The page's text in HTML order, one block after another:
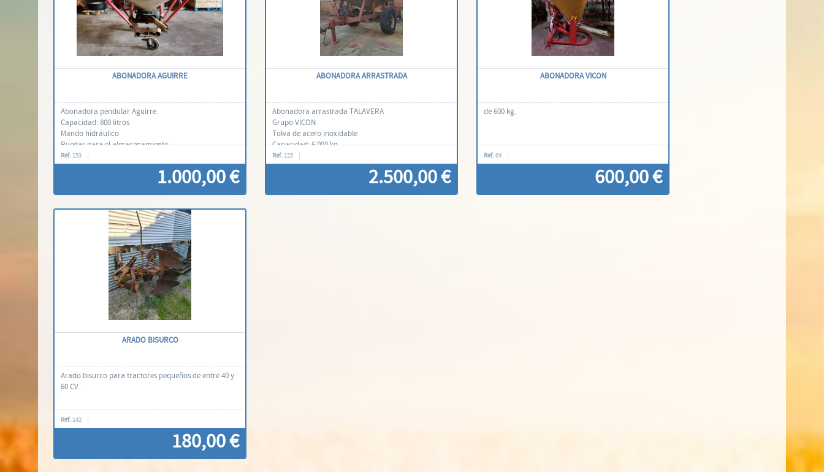
ABONADORA AGUIRRE
Abonadora pendular Aguirre
Capacidad: 800 litros
Mando hidráulico
Ruedas para el almacenamiento
Ref. 153
1.000,00 €
Contacti'ns
ABONADORA ARRASTRADA
Abonadora arrastrada TALAVERA
Grupo VICON
Tolva de acero inoxidable
Capacidad: 6,000 kg
Con documentación
Ref. 125
2.500,00 €
ABONADORA VICON
de 600 kg.
Ref.64
600,00 €
ARADO BISURCO
Arado bisurco para tractores pequeños de entre 40 y
60 CV.
Ref. 142
180,00 €